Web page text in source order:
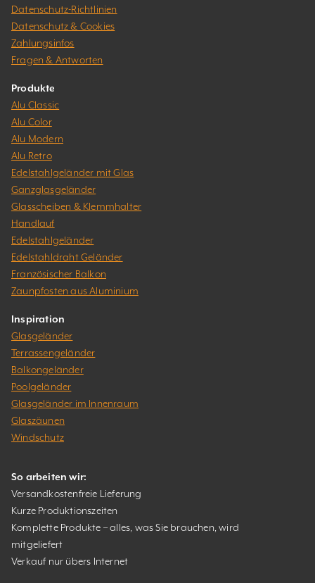
Datenschutz-Richtlinien
Datenschutz & Cookies
Zahlungsinfos
Fragen & Antworten
Produkte
Alu Classic
Alu Color
Alu Modern
Alu Retro
Edelstahlgeländer mit Glas
Ganzglasgeländer
Glasscheiben & Klemmhalter
Handlauf
Edelstahlgeländer
Edelstahldraht Geländer
Französischer Balkon
Zaunpfosten aus Aluminium
Inspiration
Glasgeländer
Terrassengeländer
Balkongeländer
Poolgeländer
Glasgeländer im Innenraum
Glaszäunen
Windschutz
So arbeiten wir:
Versandkostenfreie Lieferung
Kurze Produktionszeiten
Komplette Produkte – alles, was Sie brauchen, wird
mitgeliefert
Verkauf nur übers Internet